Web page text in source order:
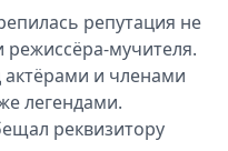
репутация не
режиссёра-мучителя.
и членами
легендами.
реквизитору